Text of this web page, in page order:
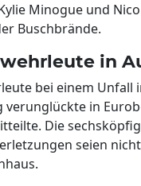
Minogue und
Buschbrände.
in
bei einem Unfall
in
Die
seien